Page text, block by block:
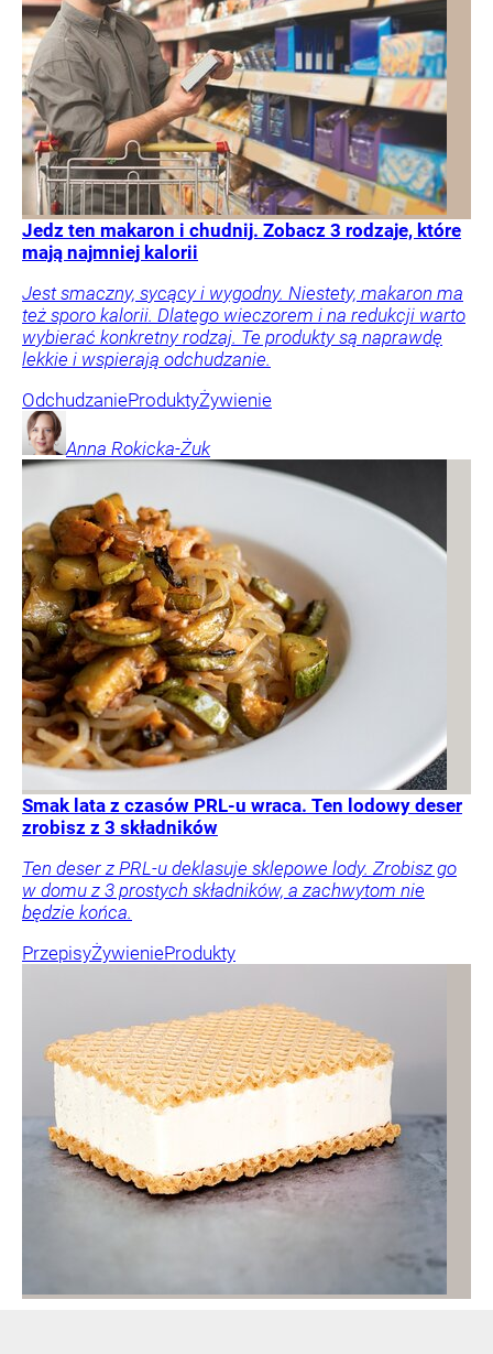
Jedz ten makaron i chudnij. Zobacz 3 rodzaje, które
mają najmniej kalorii
Jest smaczny, sycący i wygodny. Niestety, makaron ma
też sporo kalorii. Dlatego wieczorem i na redukcji warto
wybierać konkretny rodzaj. Te produkty są naprawdę
lekkie i wspierają odchudzanie.
OdchudzanieProduktyŻywienie
Anna Rokicka-Żuk
Smak lata z czasów PRL-u wraca. Ten lodowy deser
zrobisz z 3 składników
Ten deser z PRL-u deklasuje sklepowe lody. Zrobisz go
w domu z 3 prostych składników, a zachwytom nie
będzie końca.
PrzepisyŻywienieProdukty